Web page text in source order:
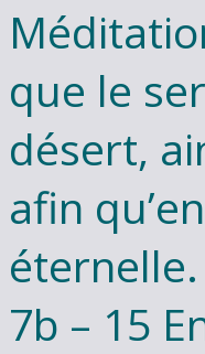
que le
désert,
afin
7b – 15